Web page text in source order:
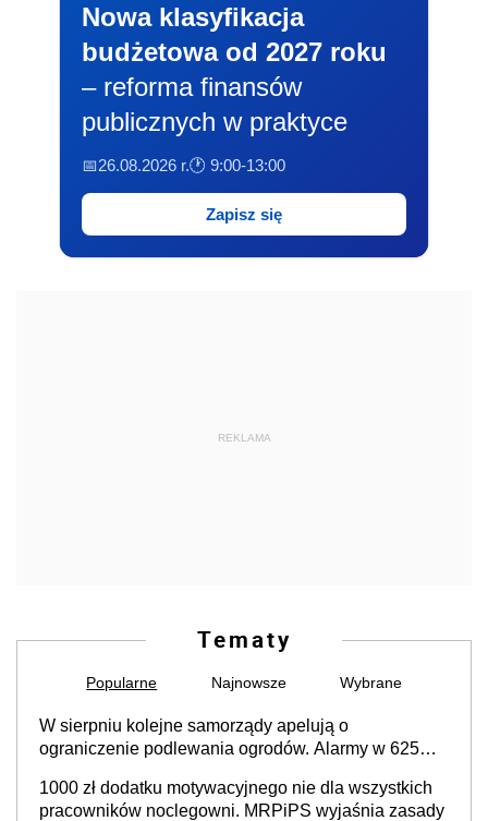
Nowa klasyfikacja
budżetowa od 2027 roku
– reforma finansów
publicznych w praktyce
📅26.08.2026 r.🕐 9:00-13:00
Zapisz się
REKLAMA
Tematy
Popularne Najnowsze Wybrane
W sierpniu kolejne samorządy apelują o
ograniczenie podlewania ogrodów. Alarmy w 625
cały kraj
1000 zł dodatku motywacyjnego nie dla wszystkich
pracowników noclegowni. MRPiPS wyjaśnia zasady